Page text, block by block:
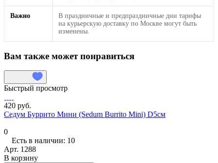
Важно
В праздничные и предпраздничные дни тарифы
на курьерскую доставку по Москве могут быть
изменены.
Вам также может понравиться
Быстрый просмотр
420 руб.
Седум Буррито Мини (Sedum Burrito Mini) D5см
0
Есть в наличии: 10
Арт. 1288
В корзину